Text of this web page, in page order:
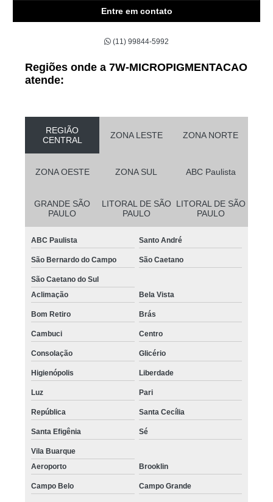
Entre em contato
(11) 99844-5992
Regiões onde a 7W-MICROPIGMENTACAO
atende:
REGIÃO
CENTRAL
ZONA LESTE ZONA NORTE
ZONA OESTE ZONA SUL ABC Paulista
GRANDE SÃO
PAULO
LITORAL DE SÃO
PAULO
LITORAL DE SÃO
PAULO
ABC Paulista Santo André
São Bernardo do Campo São Caetano
São Caetano do Sul
Aclimação
Bela Vista
Bom Retiro Brás
Cambuci Centro
Consolação Glicério
Higienópolis Liberdade
Luz Pari
República Santa Cecília
Santa Efigênia Sé
Vila Buarque
Aeroporto
Brooklin
Campo Belo Campo Grande